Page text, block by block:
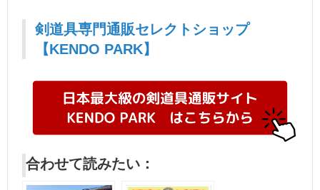
剣道具専門通販セレクトショップ
【KENDO PARK】
合わせて読みたい：